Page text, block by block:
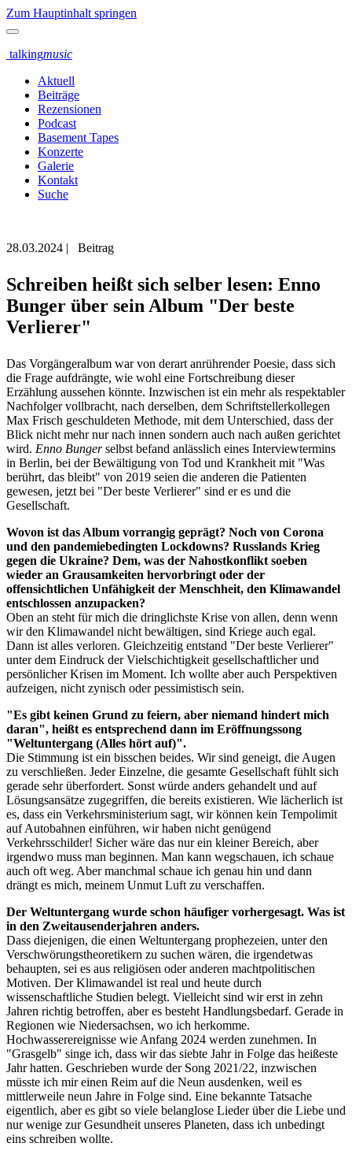
Zum Hauptinhalt springen
talkingmusic
Aktuell
Beiträge
Rezensionen
Podcast
Basement Tapes
Konzerte
Galerie
Kontakt
Suche
28.03.2024 | Beitrag
Schreiben heißt sich selber lesen: Enno
Bunger über sein Album "Der beste
Verlierer"
Das Vorgängeralbum war von derart anrührender Poesie, dass sich
die Frage aufdrängte, wie wohl eine Fortschreibung dieser
Erzählung aussehen könnte. Inzwischen ist ein mehr als respektabler
Nachfolger vollbracht, nach derselben, dem Schriftstellerkollegen
Max Frisch geschuldeten Methode, mit dem Unterschied, dass der
Blick nicht mehr nur nach innen sondern auch nach außen gerichtet
wird. Enno Bungerselbst befand anlässlich eines Interviewtermins
in Berlin, bei der Bewältigung von Tod und Krankheit mit "Was
berührt, das bleibt" von 2019 seien die anderen die Patienten
gewesen, jetzt bei "Der beste Verlierer" sind er es und die
Gesellschaft.
Wovon ist das Album vorrangig geprägt? Noch von Corona
und den pandemiebedingten Lockdowns? Russlands Krieg
gegen die Ukraine? Dem, was der Nahostkonflikt soeben
wieder an Grausamkeiten hervorbringt oder der
offensichtlichen Unfähigkeit der Menschheit, den Klimawandel
entschlossen anzupacken?
Oben an steht für mich die dringlichste Krise von allen, denn wenn
wir den Klimawandel nicht bewältigen, sind Kriege auch egal.
Dann ist alles verloren. Gleichzeitig entstand "Der beste Verlierer"
unter dem Eindruck der Vielschichtigkeit gesellschaftlicher und
persönlicher Krisen im Moment. Ich wollte aber auch Perspektiven
aufzeigen, nicht zynisch oder pessimistisch sein.
"Es gibt keinen Grund zu feiern, aber niemand hindert mich
daran", heißt es entsprechend dann im Eröffnungssong
"Weltuntergang (Alles hört auf)".
Die Stimmung ist ein bisschen beides. Wir sind geneigt, die Augen
zu verschließen. Jeder Einzelne, die gesamte Gesellschaft fühlt sich
gerade sehr überfordert. Sonst würde anders gehandelt und auf
Lösungsansätze zugegriffen, die bereits existieren. Wie lächerlich ist
es, dass ein Verkehrsministerium sagt, wir können kein Tempolimit
auf Autobahnen einführen, wir haben nicht genügend
Verkehrsschilder! Sicher wäre das nur ein kleiner Bereich, aber
irgendwo muss man beginnen. Man kann wegschauen, ich schaue
auch oft weg. Aber manchmal schaue ich genau hin und dann
drängt es mich, meinem Unmut Luft zu verschaffen.
Der Weltuntergang wurde schon häufiger vorhergesagt. Was ist
in den Zweitausenderjahren anders.
Dass diejenigen, die einen Weltuntergang prophezeien, unter den
Verschwörungstheoretikern zu suchen wären, die irgendetwas
behaupten, sei es aus religiösen oder anderen machtpolitischen
Motiven. Der Klimawandel ist real und heute durch
wissenschaftliche Studien belegt. Vielleicht sind wir erst in zehn
Jahren richtig betroffen, aber es besteht Handlungsbedarf. Gerade in
Regionen wie Niedersachsen, wo ich herkomme.
Hochwasserereignisse wie Anfang 2024 werden zunehmen. In
"Grasgelb" singe ich, dass wir das siebte Jahr in Folge das heißeste
Jahr hatten. Geschrieben wurde der Song 2021/22, inzwischen
müsste ich mir einen Reim auf die Neun ausdenken, weil es
mittlerweile neun Jahre in Folge sind. Eine bekannte Tatsache
eigentlich, aber es gibt so viele belanglose Lieder über die Liebe und
nur wenige zur Gesundheit unseres Planeten, dass ich unbedingt
eins schreiben wollte.